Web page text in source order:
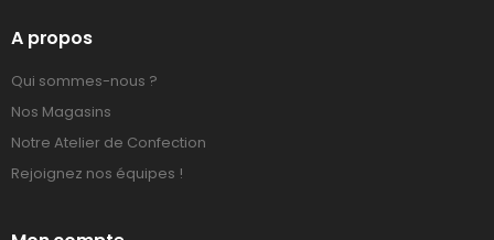
A propos
Qui sommes-nous ?
Nos Magasins
Notre Atelier de Confection
Rejoignez nos équipes !